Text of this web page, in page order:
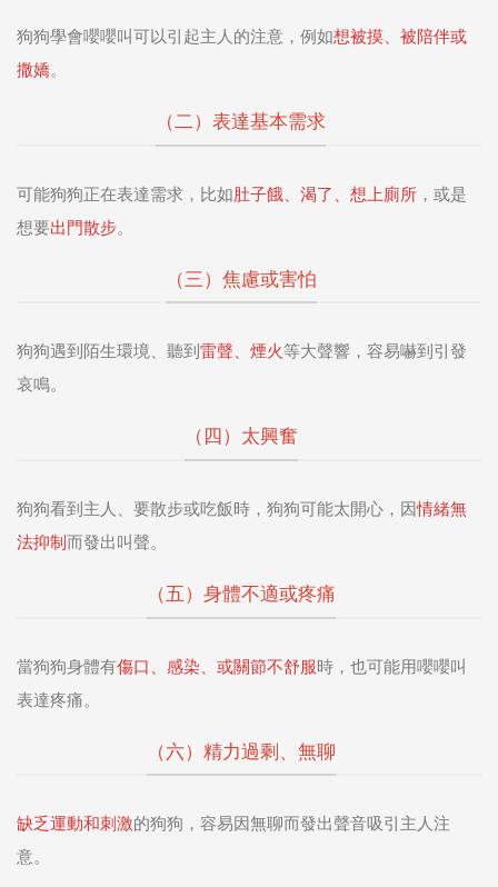
狗狗學會嚶嚶叫可以引起主人的注意，例如想被摸、被陪伴或
撒嬌。
（二）表達基本需求
可能狗狗正在表達需求，比如肚子餓、渴了、想上廁所 ，或是
想要出門散步。
（三）焦慮或害怕
狗狗遇到陌生環境、聽到 雷聲、煙火等大聲響，容易嚇到引發
哀鳴。
（四）太興奮
狗狗看到主人、要散步或吃飯時，狗狗可能太開心，因情緒無
法抑制而發出叫聲。
（五）身體不適或疼痛
當狗狗身體有傷口、感染、或關節不舒服時，也可能用嚶嚶叫
表達疼痛。
（六）精力過剩、無聊
缺乏運動和刺激的狗狗，容易因無聊而發出聲音吸引主人注
意。